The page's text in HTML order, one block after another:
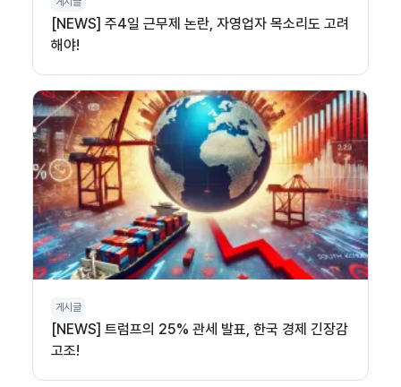
[NEWS] 주4일 근무제 논란, 자영업자 목소리도 고려
해야!
게시글
[NEWS] 트럼프의 25% 관세 발표, 한국 경제 긴장감
고조!